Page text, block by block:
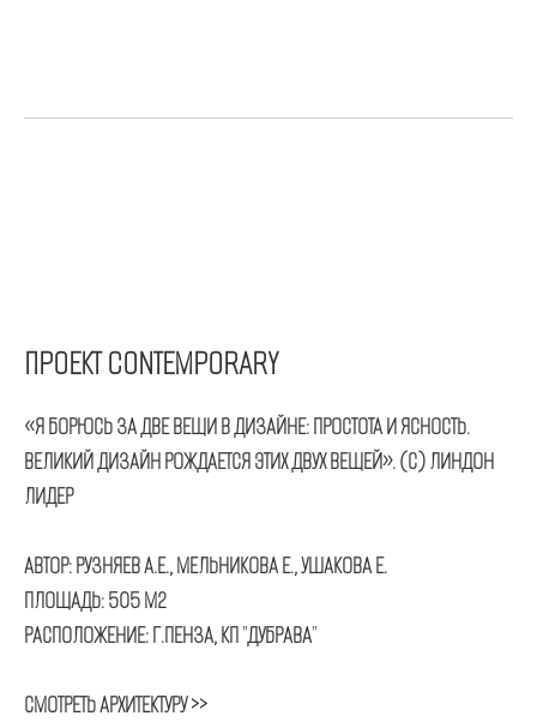
ПРОЕКТ CONTEMPORARY
«Я БОРЮСЬ ЗА ДВЕ ВЕЩИ В ДИЗАЙНЕ: ПРОСТОТА И ЯСНОСТЬ.
ВЕЛИКИЙ ДИЗАЙН РОЖДАЕТСЯ ЭТИХ ДВУХ ВЕЩЕЙ». (С) ЛИНДОН
ЛИДЕР
АВТОР: РУЗНЯЕВ А.Е., МЕЛЬНИКОВА Е., УШАКОВА Е.
ПЛОЩАДЬ: 505 М2
РАСПОЛОЖЕНИЕ: Г.ПЕНЗА, КП "ДУБРАВА"
СМОТРЕТЬ АРХИТЕКТУРУ >>